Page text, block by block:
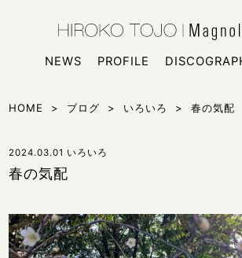
NEWS
PROFILE
HOME > ブログ > いろいろ > 春の気配
2024.03.01 いろいろ
春の気配